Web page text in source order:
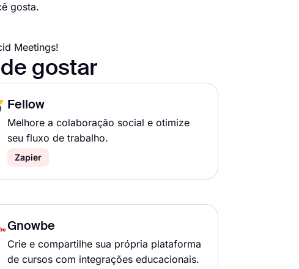
gosta.
Meetings!
gostar
Fellow
Melhore a colaboração social e otimize
seu fluxo de trabalho.
Zapier
Gnowbe
Crie e compartilhe sua própria plataforma
de cursos com integrações educacionais.